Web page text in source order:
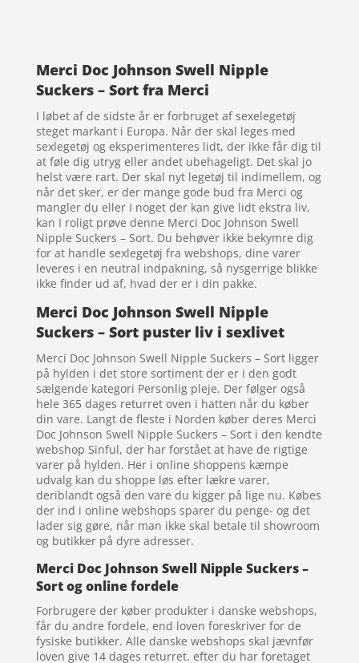
Merci Doc Johnson Swell Nipple
Suckers – Sort fra Merci
I løbet af de sidste år er forbruget af sexelegetøj
steget markant i Europa. Når der skal leges med
sexlegetøj og eksperimenteres lidt, der ikke får dig til
at føle dig utryg eller andet ubehageligt. Det skal jo
helst være rart. Der skal nyt legetøj til indimellem, og
når det sker, er der mange gode bud fra Merci og
mangler du eller I noget der kan give lidt ekstra liv,
kan I roligt prøve denne Merci Doc Johnson Swell
Nipple Suckers – Sort. Du behøver ikke bekymre dig
for at handle sexlegetøj fra webshops, dine varer
leveres i en neutral indpakning, så nysgerrige blikke
ikke finder ud af, hvad der er i din pakke.
Merci Doc Johnson Swell Nipple
Suckers – Sort puster liv i sexlivet
Merci Doc Johnson Swell Nipple Suckers – Sort ligger
på hylden i det store sortiment der er i den godt
sælgende kategori Personlig pleje. Der følger også
hele 365 dages returret oven i hatten når du køber
din vare. Langt de fleste i Norden køber deres Merci
Doc Johnson Swell Nipple Suckers – Sort i den kendte
webshop Sinful, der har forstået at have de rigtige
varer på hylden. Her i online shoppens kæmpe
udvalg kan du shoppe løs efter lækre varer,
deriblandt også den vare du kigger på lige nu. Købes
der ind i online webshops sparer du penge- og det
lader sig gøre, når man ikke skal betale til showroom
og butikker på dyre adresser.
Merci Doc Johnson Swell Nipple Suckers –
Sort og online fordele
Forbrugere der køber produkter i danske webshops,
får du andre fordele, end loven foreskriver for de
fysiske butikker. Alle danske webshops skal jævnfør
loven give 14 dages returret. efter du har foretaget